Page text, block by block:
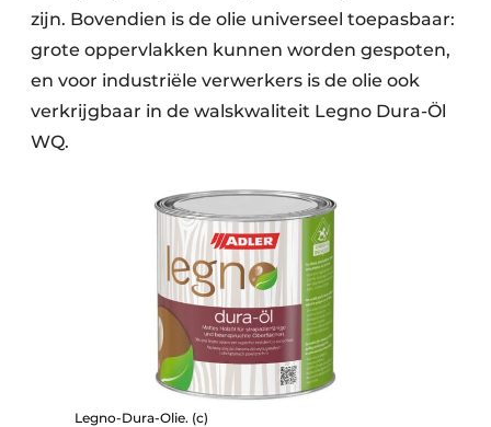
zijn. Bovendien is de olie universeel toepasbaar:
grote oppervlakken kunnen worden gespoten,
en voor industriële verwerkers is de olie ook
verkrijgbaar in de walskwaliteit Legno Dura-Öl
WQ.
Legno-Dura-Olie. (c)